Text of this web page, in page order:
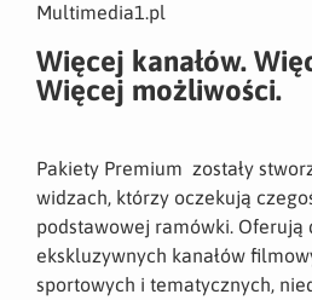
Multimedia1.pl
Więcej kanałów.
Więcej możliwości.
Pakiety Premium zostały
widzach, którzy oczekują
podstawowej ramówki. Oferują
ekskluzywnych kanałów
sportowych i tematycznych,